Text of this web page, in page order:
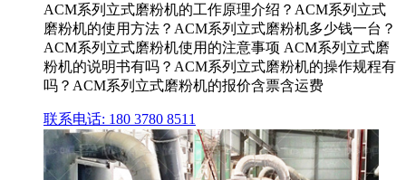
ACM系列立式磨粉机的工作原理介绍？ACM系列立式
磨粉机的使用方法？ACM系列立式磨粉机多少钱一台？
ACM系列立式磨粉机使用的注意事项 ACM系列立式磨
粉机的说明书有吗？ACM系列立式磨粉机的操作规程有
吗？ACM系列立式磨粉机的报价含票含运费
联系电话: 180 3780 8511